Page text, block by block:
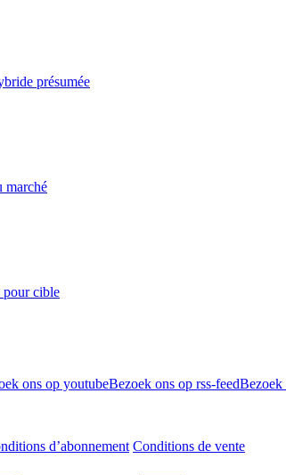
présumée
marché
pour cible
ons op youtubeBezoek ons op rss-feedBezoek
d’abonnement Conditions de vente